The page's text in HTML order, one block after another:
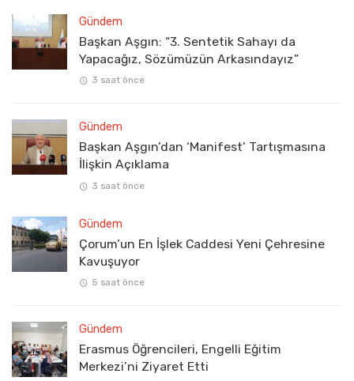
Gündem
Başkan Aşgın: “3. Sentetik Sahayı da
Yapacağız, Sözümüzün Arkasındayız”
3 saat önce
Gündem
Başkan Aşgın’dan ‘Manifest’ Tartışmasına
İlişkin Açıklama
3 saat önce
Gündem
Çorum’un En İşlek Caddesi Yeni Çehresine
Kavuşuyor
5 saat önce
Gündem
Erasmus Öğrencileri, Engelli Eğitim
Merkezi’ni Ziyaret Etti